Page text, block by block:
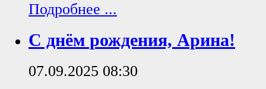
Подробнее ...
С днём рождения, Арина!
07.09.2025 08:30